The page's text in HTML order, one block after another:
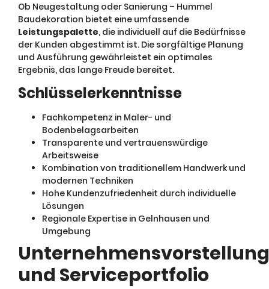
Ob Neugestaltung oder Sanierung – Hummel
Baudekoration bietet eine umfassende
Leistungspalette, die individuell auf die Bedürfnisse
der Kunden abgestimmt ist. Die sorgfältige Planung
und Ausführung gewährleistet ein optimales
Ergebnis, das lange Freude bereitet.
Schlüsselerkenntnisse
Fachkompetenz in Maler- und
Bodenbelagsarbeiten
Transparente und vertrauenswürdige
Arbeitsweise
Kombination von traditionellem Handwerk und
modernen Techniken
Hohe Kundenzufriedenheit durch individuelle
Lösungen
Regionale Expertise in Gelnhausen und
Umgebung
Unternehmensvorstellung
und Serviceportfolio